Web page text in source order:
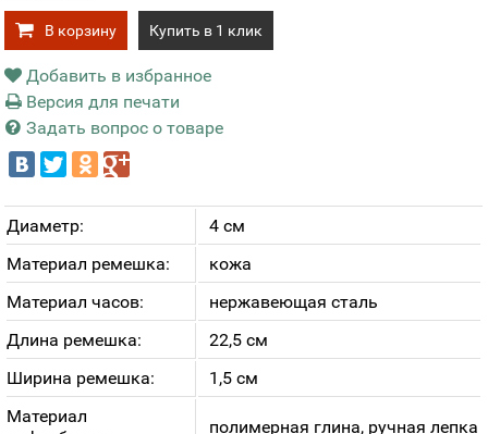
В корзину Купить в 1 клик
Добавить в избранное
Версия для печати
Задать вопрос о товаре
Диаметр:
4 см
Материал ремешка:
кожа
Материал часов:
нержавеющая сталь
Длина ремешка:
22,5 см
Ширина ремешка:
1,5 см
Материал
полимерная глина, ручная лепка